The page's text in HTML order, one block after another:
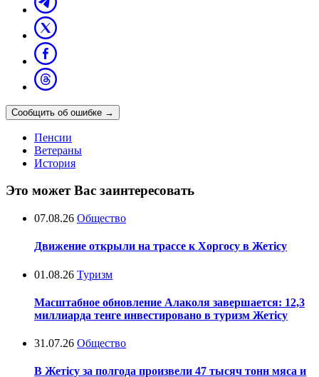
Сообщить об ошибке →
Пенсии
Ветераны
История
Это может Вас заинтересовать
07.08.26 Общество
Движение открыли на трассе к Хоргосу в Жетісу
01.08.26 Туризм
Масштабное обновление Алаколя завершается: 12,3
миллиарда тенге инвестировано в туризм Жетісу
31.07.26 Общество
В Жетісу за полгода произвели 47 тысяч тонн мяса и